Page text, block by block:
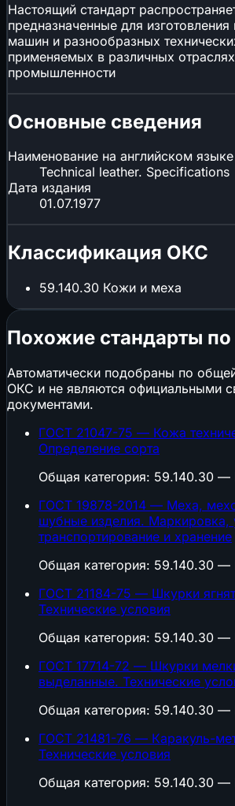
Настоящий стандарт
предназначенные для
машин и разнообразных
применяемых в различных отраслях
промышленности
Основные сведения
Наименование на английском языке
Technical leather. Specifications
Дата издания
01.07.1977
Классификация ОКС
59.140.30 Кожи и меха
Похожие стандарты
Автоматически подобраны по
ОКС и не являются официальными
документами.
ГОСТ 21047-75 — Кожа
Определение сорта
Общая категория: 59.140.30
ГОСТ 19878-2014 — Меха,
шубные изделия. Маркировка,
транспортирование и хранение
Общая категория: 59.140.30
ГОСТ 21184-75 — Шкурки
Технические условия
Общая категория: 59.140.30
ГОСТ 17714-72 — Шкурки
выделанные. Технические
Общая категория: 59.140.30
ГОСТ 21481-76 — Каракуль-
Технические условия
Общая категория: 59.140.30